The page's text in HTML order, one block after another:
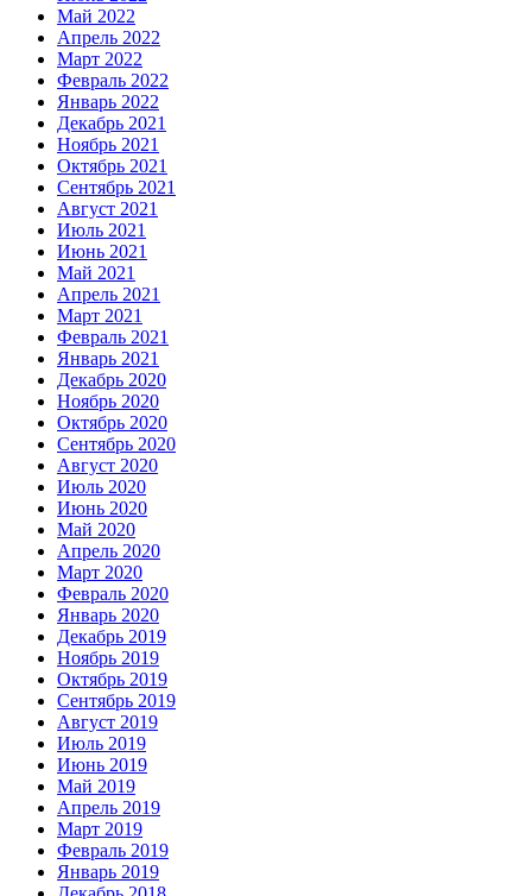
Май 2022
Апрель 2022
Март 2022
Февраль 2022
Январь 2022
Декабрь 2021
Ноябрь 2021
Октябрь 2021
Сентябрь 2021
Август 2021
Июль 2021
Июнь 2021
Май 2021
Апрель 2021
Март 2021
Февраль 2021
Январь 2021
Декабрь 2020
Ноябрь 2020
Октябрь 2020
Сентябрь 2020
Август 2020
Июль 2020
Июнь 2020
Май 2020
Апрель 2020
Март 2020
Февраль 2020
Январь 2020
Декабрь 2019
Ноябрь 2019
Октябрь 2019
Сентябрь 2019
Август 2019
Июль 2019
Июнь 2019
Май 2019
Апрель 2019
Март 2019
Февраль 2019
Январь 2019